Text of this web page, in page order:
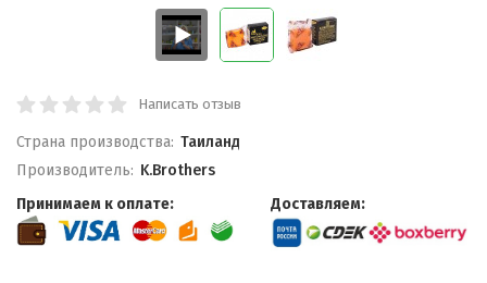
Написать отзыв
Страна производства: Таиланд
Производитель: K.Brothers
Принимаем к оплате:
Доставляем: